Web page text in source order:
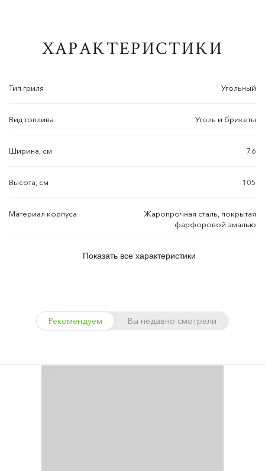
ХАРАКТЕРИСТИКИ
Тип гриля Угольный
Вид топлива Уголь и брикеты
Ширина, см 76
Высота, см 105
Материал корпуса
Жаропрочная сталь, покрытая
фарфоровой эмалью
Показать все характеристики
Рекомендуем Вы недавно смотрели